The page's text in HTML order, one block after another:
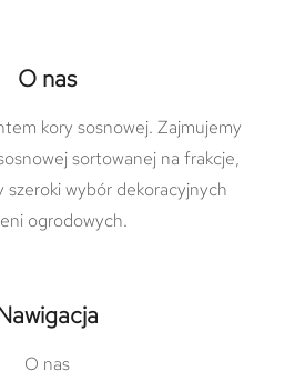
O nas
kory sosnowej. Zajmujemy
sortowanej na frakcje,
szeroki wybór dekoracyjnych
ogrodowych.
O nas